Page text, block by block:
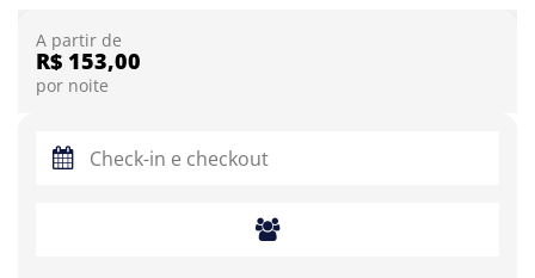
A partir de
R$ 153,00
por noite